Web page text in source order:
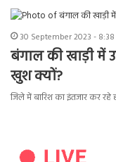
30 September 2023 -
बंगाल की खाड़ी में
खुश क्यों?
जिले में बारिश का इंतजार कर